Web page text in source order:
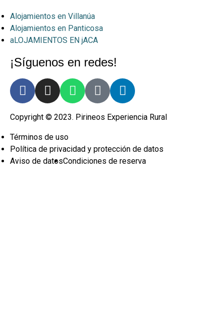
Alojamientos en Villanúa
Alojamientos en Panticosa
aLOJAMIENTOS EN jACA
¡Síguenos en redes!
Copyright © 2023. Pirineos Experiencia Rural
Términos de uso
Política de privacidad y protección de datos
Aviso de datosCondiciones de reserva